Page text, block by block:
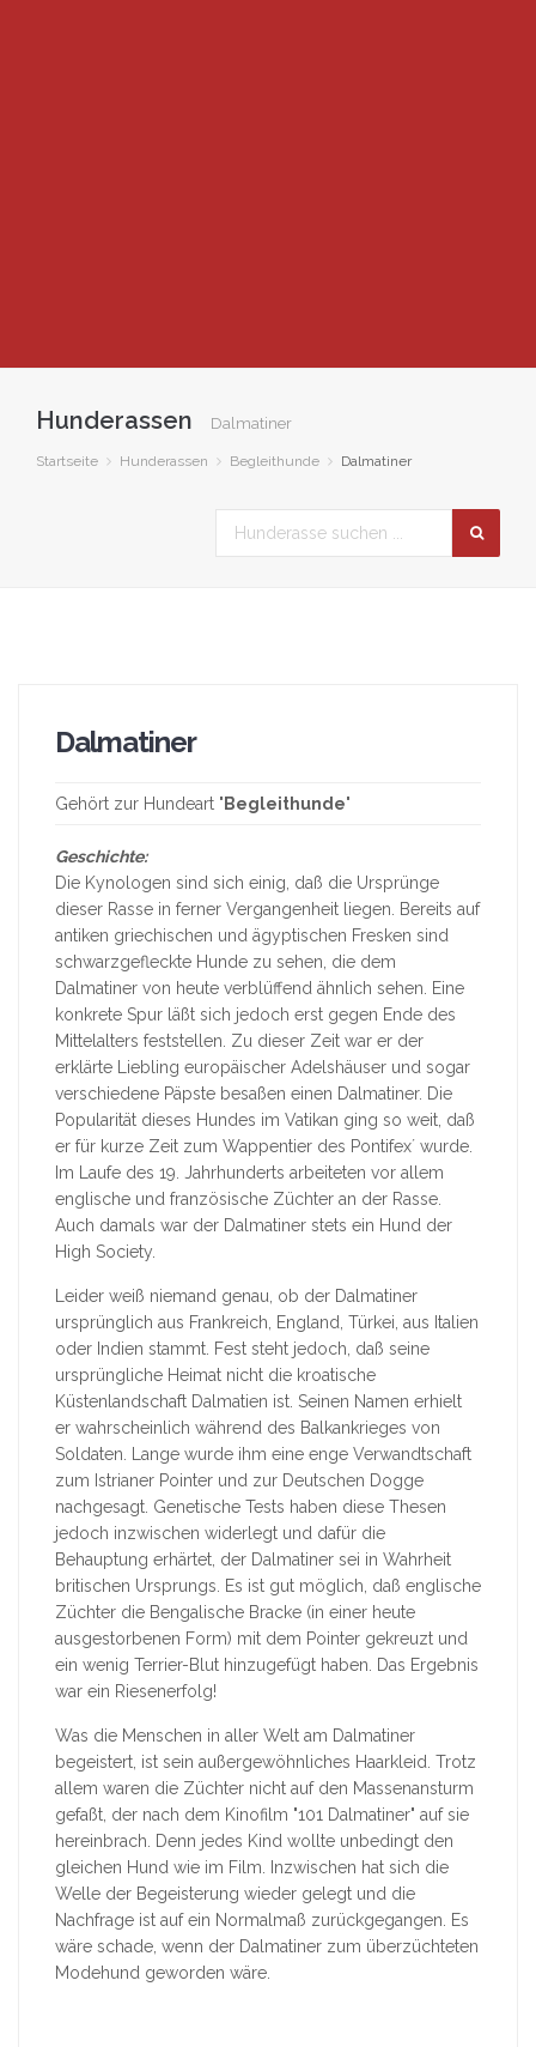
Hunderassen Dalmatiner
Startseite Hunderassen Begleithunde Dalmatiner
Dalmatiner
Gehört zur Hundeart " Begleithunde"
Geschichte:
Die Kynologen sind sich einig, daß die Ursprünge
dieser Rasse in ferner Vergangenheit liegen. Bereits auf
antiken griechischen und ägyptischen Fresken sind
schwarzgefleckte Hunde zu sehen, die dem
Dalmatiner von heute verblüffend ähnlich sehen. Eine
konkrete Spur läßt sich jedoch erst gegen Ende des
Mittelalters feststellen. Zu dieser Zeit war er der
erklärte Liebling europäischer Adelshäuser und sogar
verschiedene Päpste besaßen einen Dalmatiner. Die
Popularität dieses Hundes im Vatikan ging so weit, daß
er für kurze Zeit zum Wappentier des Pontifex´ wurde.
Im Laufe des 19. Jahrhunderts arbeiteten vor allem
englische und französische Züchter an der Rasse.
Auch damals war der Dalmatiner stets ein Hund der
High Society.
Leider weiß niemand genau, ob der Dalmatiner
ursprünglich aus Frankreich, England, Türkei, aus Italien
oder Indien stammt. Fest steht jedoch, daß seine
ursprüngliche Heimat nicht die kroatische
Küstenlandschaft Dalmatien ist. Seinen Namen erhielt
er wahrscheinlich während des Balkankrieges von
Soldaten. Lange wurde ihm eine enge Verwandtschaft
zum Istrianer Pointer und zur Deutschen Dogge
nachgesagt. Genetische Tests haben diese Thesen
jedoch inzwischen widerlegt und dafür die
Behauptung erhärtet, der Dalmatiner sei in Wahrheit
britischen Ursprungs. Es ist gut möglich, daß englische
Züchter die Bengalische Bracke (in einer heute
ausgestorbenen Form) mit dem Pointer gekreuzt und
ein wenig Terrier-Blut hinzugefügt haben. Das Ergebnis
war ein Riesenerfolg!
Was die Menschen in aller Welt am Dalmatiner
begeistert, ist sein außergewöhnliches Haarkleid. Trotz
allem waren die Züchter nicht auf den Massenansturm
gefaßt, der nach dem Kinofilm "101 Dalmatiner" auf sie
hereinbrach. Denn jedes Kind wollte unbedingt den
gleichen Hund wie im Film. Inzwischen hat sich die
Welle der Begeisterung wieder gelegt und die
Nachfrage ist auf ein Normalmaß zurückgegangen. Es
wäre schade, wenn der Dalmatiner zum überzüchteten
Modehund geworden wäre.